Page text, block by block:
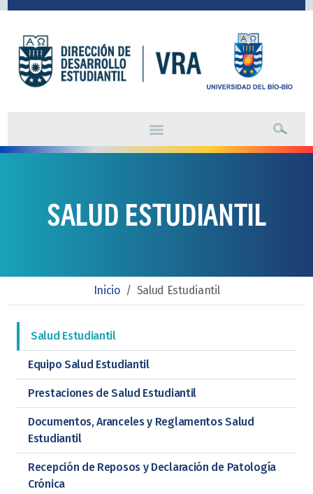
SALUD ESTUDIANTIL
Inicio / Salud Estudiantil
Salud Estudiantil
Equipo Salud Estudiantil
Prestaciones de Salud Estudiantil
Documentos, Aranceles y Reglamentos Salud
Estudiantil
Recepción de Reposos y Declaración de Patología
Crónica